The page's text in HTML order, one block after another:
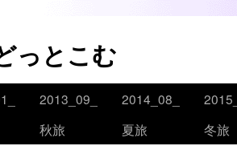
っとこむ
2013_09_
秋旅
2014_08_
夏旅
冬旅